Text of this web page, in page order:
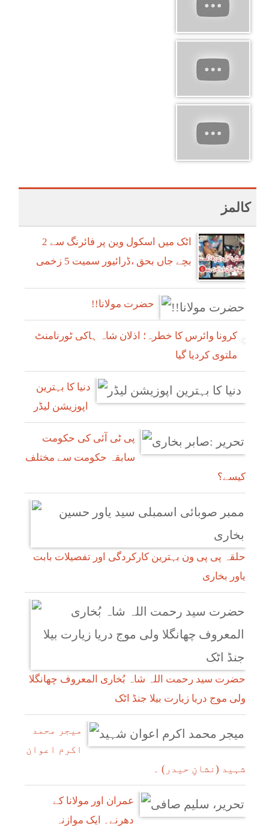
کالمز
اٹک میں اسکول وین پر فائرنگ سے 2
بچے جاں بحق ،ڈرائیور سمیت 5 زخمی
!!حضرت مولانا
کرونا وائرس کا خطرہ؛ اذلان شاہ ہاکی ٹورنامنٹ
ملتوی کردیا گیا
دنیا کا بہترین
پی ٹی آئی کی حکومت
سابقہ حکومت سے مختلف
کیسے؟
حلقہ پی پی ون بہترین کارکردگی اور تفصیلات بابت
یاور بخاری
حضرت سید رحمت اللہ شاہ بُخاری المعروف چھانگلا
ولی موج دریا زیارت بیلا جنڈ اٹک
میجر محمد
اکرم اعوان
شہید (نشانِ حیدر) ۔
عمران اور مولانا کے
دھرنے۔ ایک موازنہ